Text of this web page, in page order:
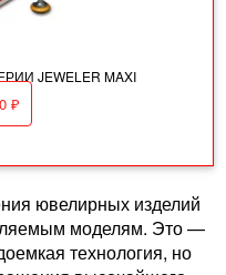
JEWELER MAXI
₽
ювелирных изделий
моделям. Это —
технология, но